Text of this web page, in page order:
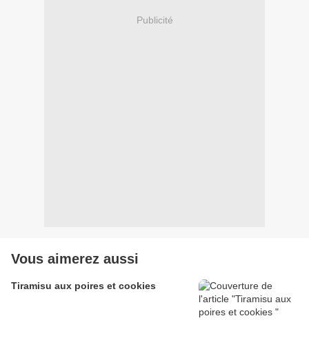
Publicité
Vous aimerez aussi
Tiramisu aux poires et cookies